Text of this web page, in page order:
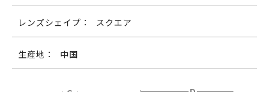
レンズシェイプ： スクエア
生産地： 中国